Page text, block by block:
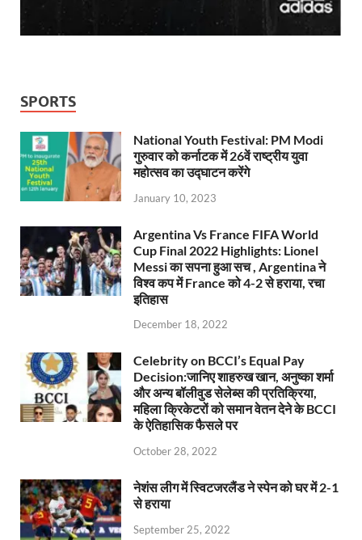
SPORTS
National Youth Festival: PM Modi
गुरुवार को कर्नाटक में 26वें राष्ट्रीय युवा
महोत्सव का उद्घाटन करेंगे
January 10, 2023
Argentina Vs France FIFA World
Cup Final 2022 Highlights: Lionel
Messi का सपना हुआ सच , Argentina ने
विश्व कप में France को 4-2 से हराया, रचा
इतिहास
December 18, 2022
Celebrity on BCCI’s Equal Pay
Decision:जानिए शाहरुख खान, अनुष्का शर्मा
और अन्य बॉलीवुड सेलेब्स की प्रतिक्रिया,
महिला क्रिकेटरों को समान वेतन देने के BCCI
के ऐतिहासिक फैसले पर
October 28, 2022
नेशंस लीग में स्विटजरलैंड ने स्पेन को घर में 2-1
से हराया
September 25, 2022